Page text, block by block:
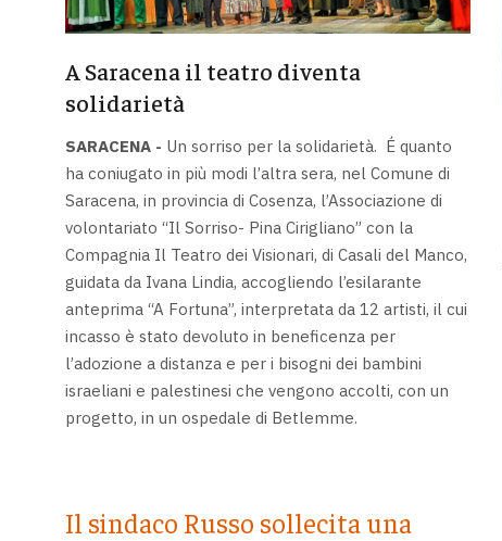
A Saracena il teatro diventa
solidarietà
SARACENA - Un sorriso per la solidarietà. É quanto
ha coniugato in più modi l’altra sera, nel Comune di
Saracena, in provincia di Cosenza, l’Associazione di
volontariato “Il Sorriso- Pina Cirigliano” con la
Compagnia Il Teatro dei Visionari, di Casali del Manco,
guidata da Ivana Lindia, accogliendo l’esilarante
anteprima “A Fortuna”, interpretata da 12 artisti, il cui
incasso è stato devoluto in beneficenza per
l’adozione a distanza e per i bisogni dei bambini
israeliani e palestinesi che vengono accolti, con un
progetto, in un ospedale di Betlemme.
Il sindaco Russo sollecita una